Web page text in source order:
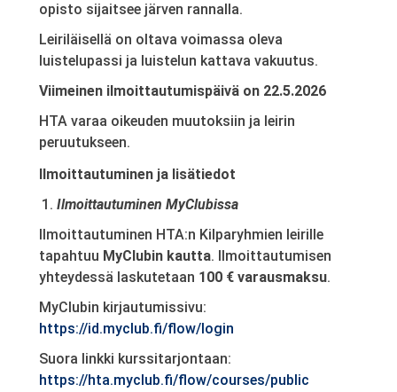
opisto sijaitsee järven rannalla.
Leiriläisellä on oltava voimassa oleva
luistelupassi ja luistelun kattava vakuutus.
Viimeinen ilmoittautumispäivä on 22.5.2026
HTA varaa oikeuden muutoksiin ja leirin
peruutukseen.
Ilmoittautuminen ja lisätiedot
Ilmoittautuminen MyClubissa
Ilmoittautuminen HTA:n Kilparyhmien leirille
tapahtuu MyClubin kautta. Ilmoittautumisen
yhteydessä laskutetaan 100 € varausmaksu.
MyClubin kirjautumissivu:
https://id.myclub.fi/flow/login
Suora linkki kurssitarjontaan:
https://hta.myclub.fi/flow/courses/public